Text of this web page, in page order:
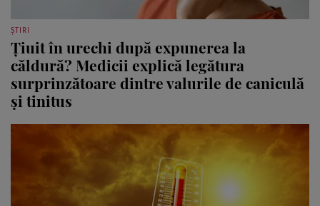
Țiuit în urechi după expunerea la
căldură? Medicii explică legătura
surprinzătoare dintre valurile de caniculă
și tinitus